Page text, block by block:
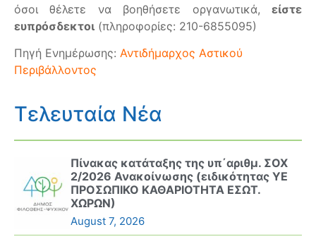
όσοι θέλετε να βοηθήσετε οργανωτικά, είστε
ευπρόσδεκτοι (πληροφορίες: 210-6855095)
Πηγή Ενημέρωσης: Αντιδήμαρχος Αστικού
Περιβάλλοντος
Τελευταία Νέα
Πίνακας κατάταξης της υπ΄αριθμ. ΣΟΧ
2/2026 Ανακοίνωσης (ειδικότητας ΥΕ
ΠΡΟΣΩΠΙΚΟ ΚΑΘΑΡΙΟΤΗΤΑ ΕΣΩΤ.
ΧΩΡΩΝ)
August 7, 2026